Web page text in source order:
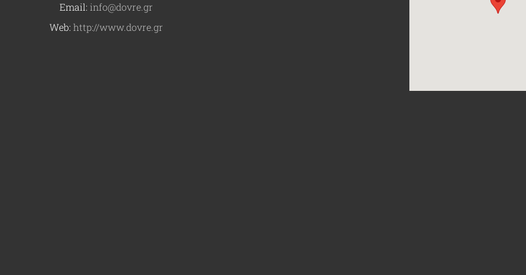
Email: info@dovre.gr
Web: http://www.dovre.gr